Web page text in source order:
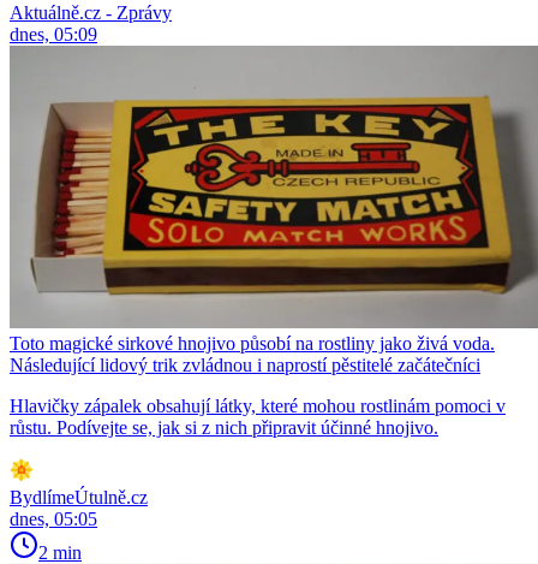
Aktuálně.cz - Zprávy
dnes, 05:09
Toto magické sirkové hnojivo působí na rostliny jako živá voda.
Následující lidový trik zvládnou i naprostí pěstitelé začátečníci
Hlavičky zápalek obsahují látky, které mohou rostlinám pomoci v
růstu. Podívejte se, jak si z nich připravit účinné hnojivo.
BydlímeÚtulně.cz
dnes, 05:05
2 min